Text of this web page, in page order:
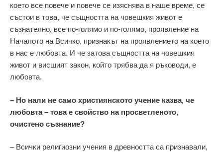
което все повече и повече се изяснява в наше време, се
състои в това, че същността на човешкия живот е
съзнателно, все по-голямо и по-голямо, проявление на
Началото на Всичко, признакът на проявлението на което
в нас е любовта. И че затова същността на човешкия
живот и висшият закон, който трябва да я ръководи, е
любовта.
– Но нали не само християнското учение казва, че
любовта – това е свойство на просветленото,
очистено съзнание?
– Всички религиозни учения в древността са признавали,